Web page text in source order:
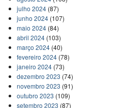
julho 2024(87)
junho 2024(107)
maio 2024(84)
abril 2024(103)
março 2024(40)
fevereiro 2024(78)
janeiro 2024(73)
dezembro 2023 (74)
novembro 2023 (91)
outubro 2023 (109)
setembro 2023 (87)